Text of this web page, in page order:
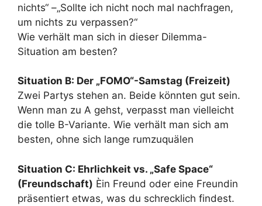
nichts“ –„Sollte ich nicht noch mal nachfragen,
um nichts zu verpassen?“
Wie verhält man sich in dieser Dilemma-
Situation am besten?
Situation B: Der „FOMO“-Samstag (Freizeit)
Zwei Partys stehen an. Beide könnten gut sein.
Wenn man zu A gehst, verpasst man vielleicht
die tolle B-Variante. Wie verhält man sich am
besten, ohne sich lange rumzuquälen
Situation C: Ehrlichkeit vs. „Safe Space“
(Freundschaft) Èin Freund oder eine Freundin
präsentiert etwas, was du schrecklich findest.